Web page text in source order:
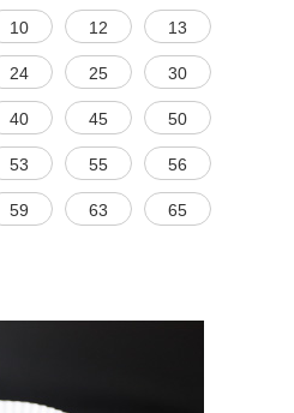
10 12 13
24 25 30
40 45 50
53 55 56
59 63 65